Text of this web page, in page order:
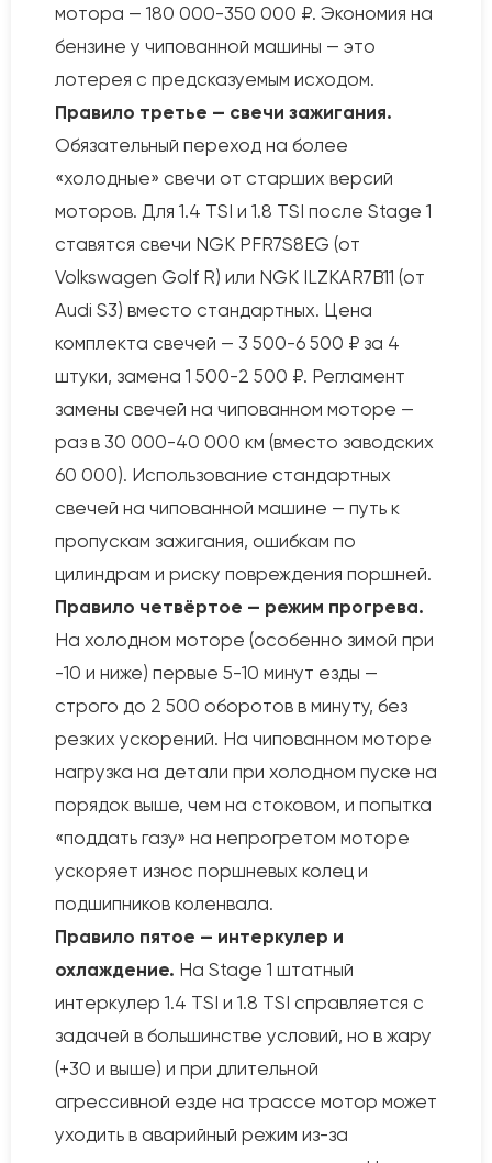
мотора — 180 000-350 000 ₽. Экономия на
бензине у чипованной машины — это
лотерея с предсказуемым исходом.
Правило третье — свечи зажигания.
Обязательный переход на более
«холодные» свечи от старших версий
моторов. Для 1.4 TSI и 1.8 TSI после Stage 1
ставятся свечи NGK PFR7S8EG (от
Volkswagen Golf R) или NGK ILZKAR7B11 (от
Audi S3) вместо стандартных. Цена
комплекта свечей — 3 500-6 500 ₽ за 4
штуки, замена 1 500-2 500 ₽. Регламент
замены свечей на чипованном моторе —
раз в 30 000-40 000 км (вместо заводских
60 000). Использование стандартных
свечей на чипованной машине — путь к
пропускам зажигания, ошибкам по
цилиндрам и риску повреждения поршней.
Правило четвёртое — режим прогрева.
На холодном моторе (особенно зимой при
-10 и ниже) первые 5-10 минут езды —
строго до 2 500 оборотов в минуту, без
резких ускорений. На чипованном моторе
нагрузка на детали при холодном пуске на
порядок выше, чем на стоковом, и попытка
«поддать газу» на непрогретом моторе
ускоряет износ поршневых колец и
подшипников коленвала.
Правило пятое — интеркулер и
охлаждение. На Stage 1 штатный
интеркулер 1.4 TSI и 1.8 TSI справляется с
задачей в большинстве условий, но в жару
(+30 и выше) и при длительной
агрессивной езде на трассе мотор может
уходить в аварийный режим из-за